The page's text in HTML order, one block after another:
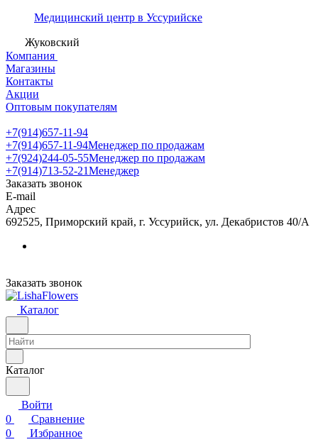
Медицинский центр в Уссурийске
Жуковский
Компания
Магазины
Контакты
Акции
Оптовым покупателям
+7(914)657-11-94
+7(914)657-11-94Менеджер по продажам
+7(924)244-05-55Менеджер по продажам
+7(914)713-52-21Менеджер
Заказать звонок
E-mail
Адрес
692525, Приморский край, г. Уссурийск, ул. Декабристов 40/А
Заказать звонок
Каталог
Каталог
Войти
0
Сравнение
0
Избранное